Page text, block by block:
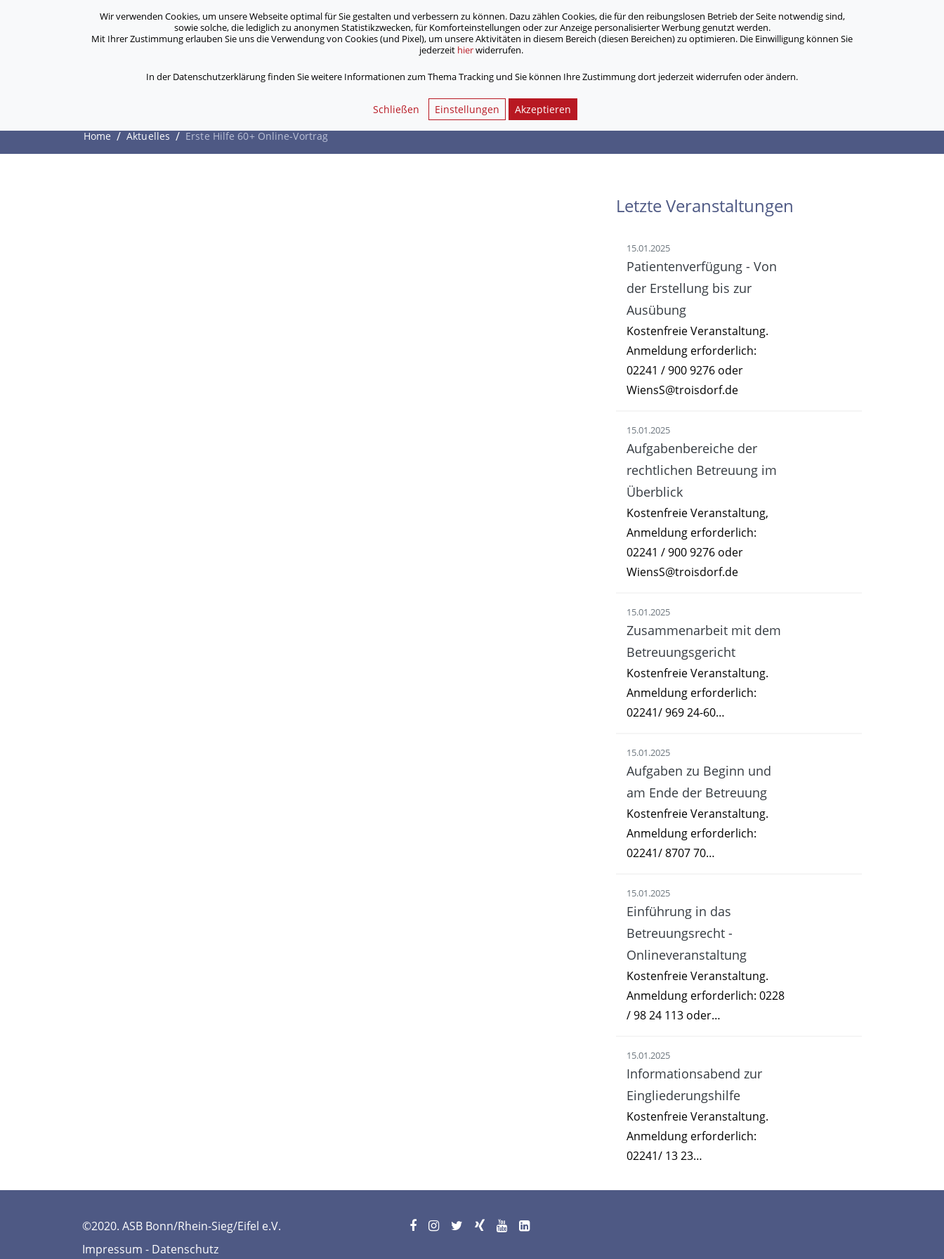
Standorte Jobs / Karriere
ASB Bonn/Rhein-Sieg/Eifel e.V.
Unsere Angebote Jobs & Karriere
Erste Hilfe 60+ Online-Vortrag
Home / Aktuelles / Erste Hilfe 60+ Online-Vortrag
Letzte Veranstaltungen
15.01.2025
Patientenverfügung - Von
der Erstellung bis zur
Ausübung
Kostenfreie Veranstaltung.
Anmeldung erforderlich:
02241 / 900 9276 oder
WiensS@troisdorf.de
15.01.2025
Aufgabenbereiche der
rechtlichen Betreuung im
Überblick
Kostenfreie Veranstaltung,
Anmeldung erforderlich:
02241 / 900 9276 oder
WiensS@troisdorf.de
15.01.2025
Zusammenarbeit mit dem
Betreuungsgericht
Kostenfreie Veranstaltung.
Anmeldung erforderlich:
02241/ 969 24-60…
15.01.2025
Aufgaben zu Beginn und
am Ende der Betreuung
Kostenfreie Veranstaltung.
Anmeldung erforderlich:
02241/ 8707 70…
15.01.2025
Einführung in das
Betreuungsrecht -
Onlineveranstaltung
Kostenfreie Veranstaltung.
Anmeldung erforderlich: 0228
/ 98 24 113 oder…
15.01.2025
Informationsabend zur
Eingliederungshilfe
Kostenfreie Veranstaltung.
Anmeldung erforderlich:
02241/ 13 23…
©2020. ASB Bonn/Rhein-Sieg/Eifel e.V.
Impressum - Datenschutz
Wir verwenden Cookies, um unsere Webseite optimal für Sie gestalten und verbessern zu können. Dazu zählen Cookies, die für den reibungslosen Betrieb der Seite notwendig sind,
sowie solche, die lediglich zu anonymen Statistikzwecken, für Komforteinstellungen oder zur Anzeige personalisierter Werbung genutzt werden.
Mit Ihrer Zustimmung erlauben Sie uns die Verwendung von Cookies (und Pixel), um unsere Aktivitäten in diesem Bereich (diesen Bereichen) zu optimieren. Die Einwilligung können Sie
jederzeit hierwiderrufen.
In der Datenschutzerklärung finden Sie weitere Informationen zum Thema Tracking und Sie können Ihre Zustimmung dort jederzeit widerrufen oder ändern.
Schließen Einstellungen Akzeptieren